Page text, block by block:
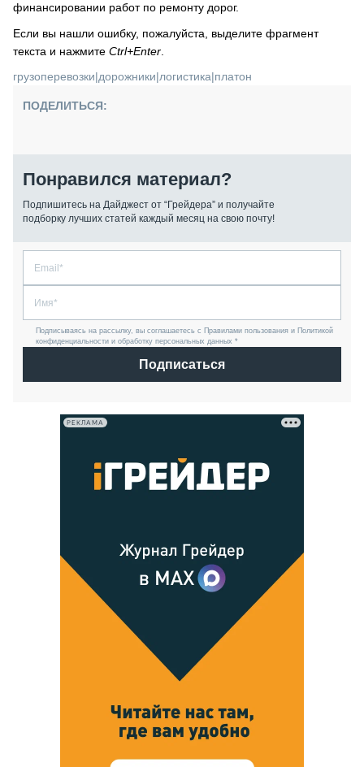
финансировании работ по ремонту дорог.
Если вы нашли ошибку, пожалуйста, выделите фрагмент
текста и нажмите Ctrl+Enter
грузоперевозки|дорожники|логистика|платон
ПОДЕЛИТЬСЯ:
Понравился материал?
Подпишитесь на Дайджест от “Грейдера” и получайте
подборку лучших статей каждый месяц на свою почту!
Подписываясь на рассылку, вы соглашаетесь с Правилами пользования и Политикой
конфиденциальности и обработку персональных данных *
Подписаться
РЕКЛАМА